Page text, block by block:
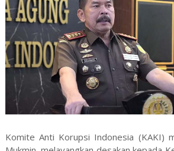
Komite Anti Korupsi Indonesia (KAKI)